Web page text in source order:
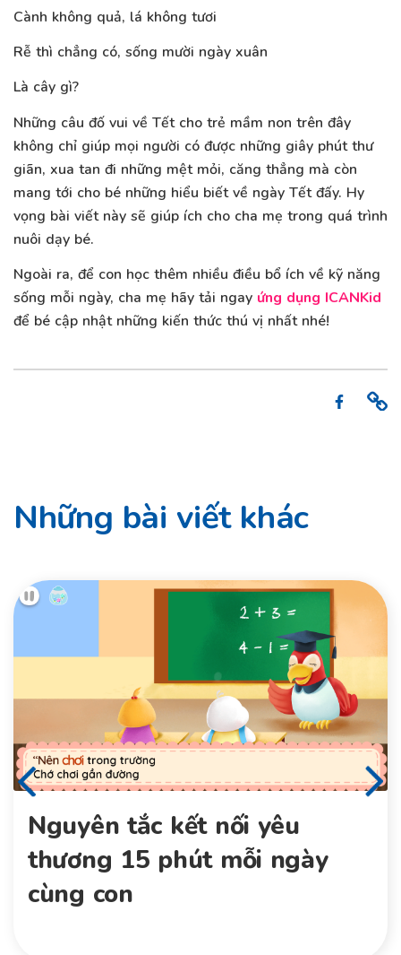
Cành không quả, lá không tươi
Rễ thì chẳng có, sống mười ngày xuân
Là cây gì?
Những câu đố vui về Tết cho trẻ mầm non trên đây
không chỉ giúp mọi người có được những giây phút thư
giãn, xua tan đi những mệt mỏi, căng thẳng mà còn
mang tới cho bé những hiểu biết về ngày Tết đấy. Hy
vọng bài viết này sẽ giúp ích cho cha mẹ trong quá trình
nuôi dạy bé.
Ngoài ra, để con học thêm nhiều điều bổ ích về kỹ năng
sống mỗi ngày, cha mẹ hãy tải ngay ứng dụng ICANKid
để bé cập nhật những kiến thức thú vị nhất nhé!
Những bài viết khác
Nguyên tắc kết nối yêu
thương 15 phút mỗi ngày
cùng con